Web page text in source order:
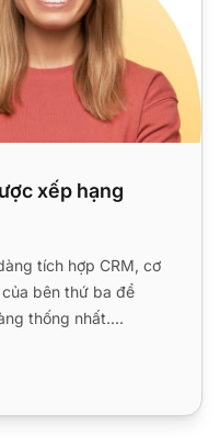
xếp hạng
tích hợp CRM, cơ
bên thứ ba để
thống nhất....